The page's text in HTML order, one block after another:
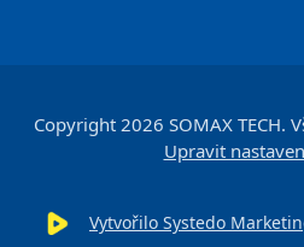
Vytvořilo Systedo
Copyright 2026 SOMAX TECH.
Upravit